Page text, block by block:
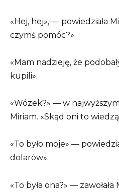
«Hej, hej», — powiedziała
czymś pomóc?»
«Mam nadzieję, że
kupili».
«Wózek?» — w
Miriam. «Skąd oni to
«To było moje» —
dolarów».
«To była ona?» —